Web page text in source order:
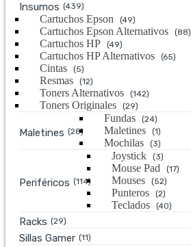
Insumos (439)
Cartuchos Epson (49)
Cartuchos Epson Alternativos (88)
Cartuchos HP (49)
Cartuchos HP Alternativos (65)
Cintas (5)
Resmas (12)
Toners Alternativos (142)
Toners Originales (29)
Maletines (28)
Fundas (24)
Maletines (1)
Mochilas (3)
Periféricos (114)
Joystick (3)
Mouse Pad (17)
Mouses (52)
Punteros (2)
Teclados (40)
Racks (29)
Sillas Gamer (11)